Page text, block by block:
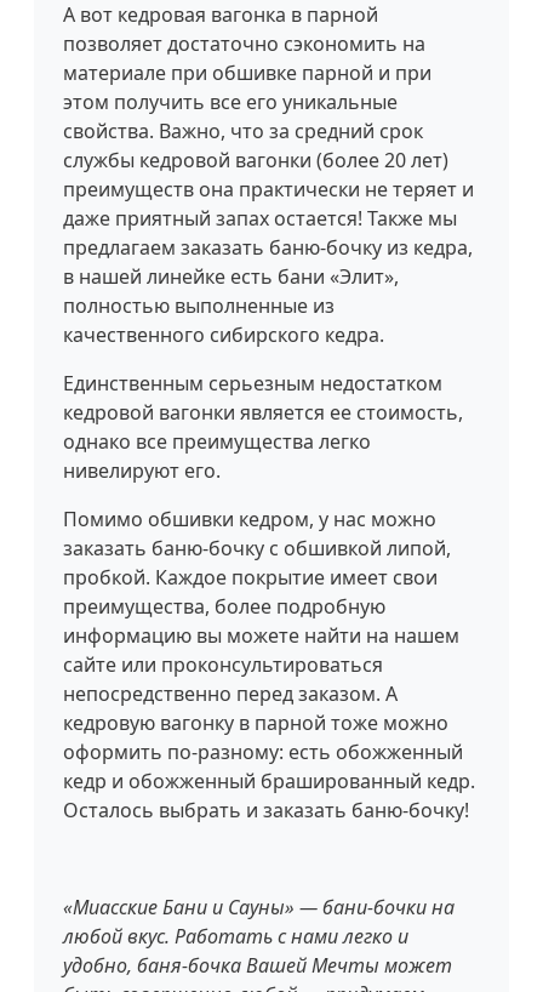
А вот кедровая вагонка в парной
позволяет достаточно сэкономить на
материале при обшивке парной и при
этом получить все его уникальные
свойства. Важно, что за средний срок
службы кедровой вагонки (более 20 лет)
преимуществ она практически не теряет и
даже приятный запах остается! Также мы
предлагаем заказать баню-бочку из кедра,
в нашей линейке есть бани «Элит»,
полностью выполненные из
качественного сибирского кедра.
Единственным серьезным недостатком
кедровой вагонки является ее стоимость,
однако все преимущества легко
нивелируют его.
Помимо обшивки кедром, у нас можно
заказать баню-бочку с обшивкой липой,
пробкой. Каждое покрытие имеет свои
преимущества, более подробную
информацию вы можете найти на нашем
сайте или проконсультироваться
непосредственно перед заказом. А
кедровую вагонку в парной тоже можно
оформить по-разному: есть обожженный
кедр и обожженный брашированный кедр.
Осталось выбрать и заказать баню-бочку!
«Миасские Бани и Сауны» — бани-бочки на
любой вкус. Работать с нами легко и
удобно, баня-бочка Вашей Мечты может